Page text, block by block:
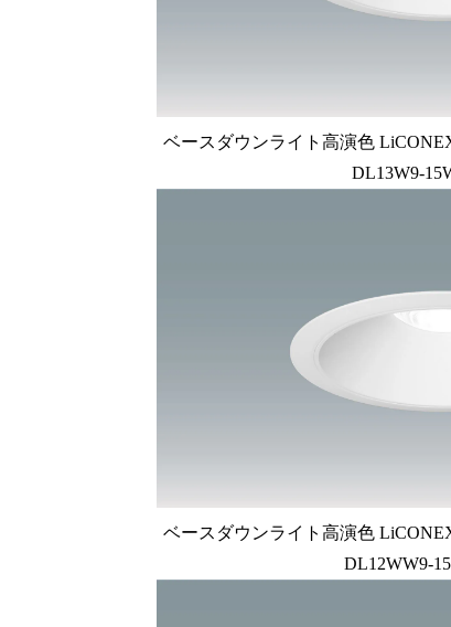
ベースダウンライト高演色
DL13W9-
ベースダウンライト高演色
DL12WW9-